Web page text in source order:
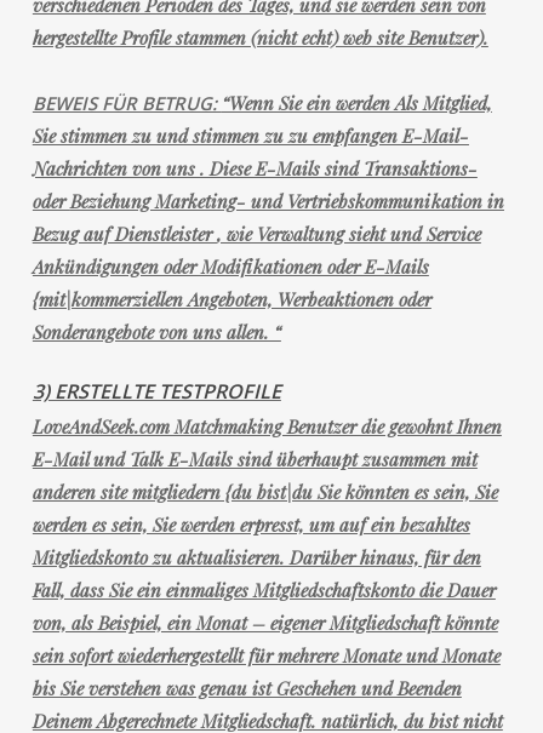
verschiedenen Perioden des Tages, und sie werden sein von
hergestellte Profile stammen (nicht echt) web site Benutzer).
BEWEIS FÜR BETRUG: “Wenn Sie ein werden Als Mitglied,
Sie stimmen zu und stimmen zu zu empfangen E-Mail-
Nachrichten von uns . Diese E-Mails sind Transaktions-
oderBeziehung Marketing- und Vertriebskommunikation in
Bezug auf Dienstleister, wie Verwaltung sieht und Service
Ankündigungen oder Modifikationen oder E-Mails
{mit|kommerziellen Angeboten, Werbeaktionen oder
Sonderangebote von uns allen. “
3) ERSTELLTE TESTPROFILE
LoveAndSeek.com Matchmaking Benutzer die gewohnt Ihnen
E-Mail und Talk E-Mails sind überhaupt zusammen mit
anderen site mitgliedern {du bist|du Sie könnten es sein, Sie
werden es sein, Sie werden erpresst, um auf ein bezahltes
Mitgliedskonto zu aktualisieren. Darüber hinaus, für den
Fall, dass Sie ein einmaliges Mitgliedschaftskonto die Dauer
von, als Beispiel, ein Monat – eigener Mitgliedschaft könnte
sein sofort wiederhergestellt für mehrere Monate und Monate
bis Sie verstehen was genau ist Geschehen und Beenden
Deinem Abgerechnete Mitgliedschaft. natürlich, du bist nicht